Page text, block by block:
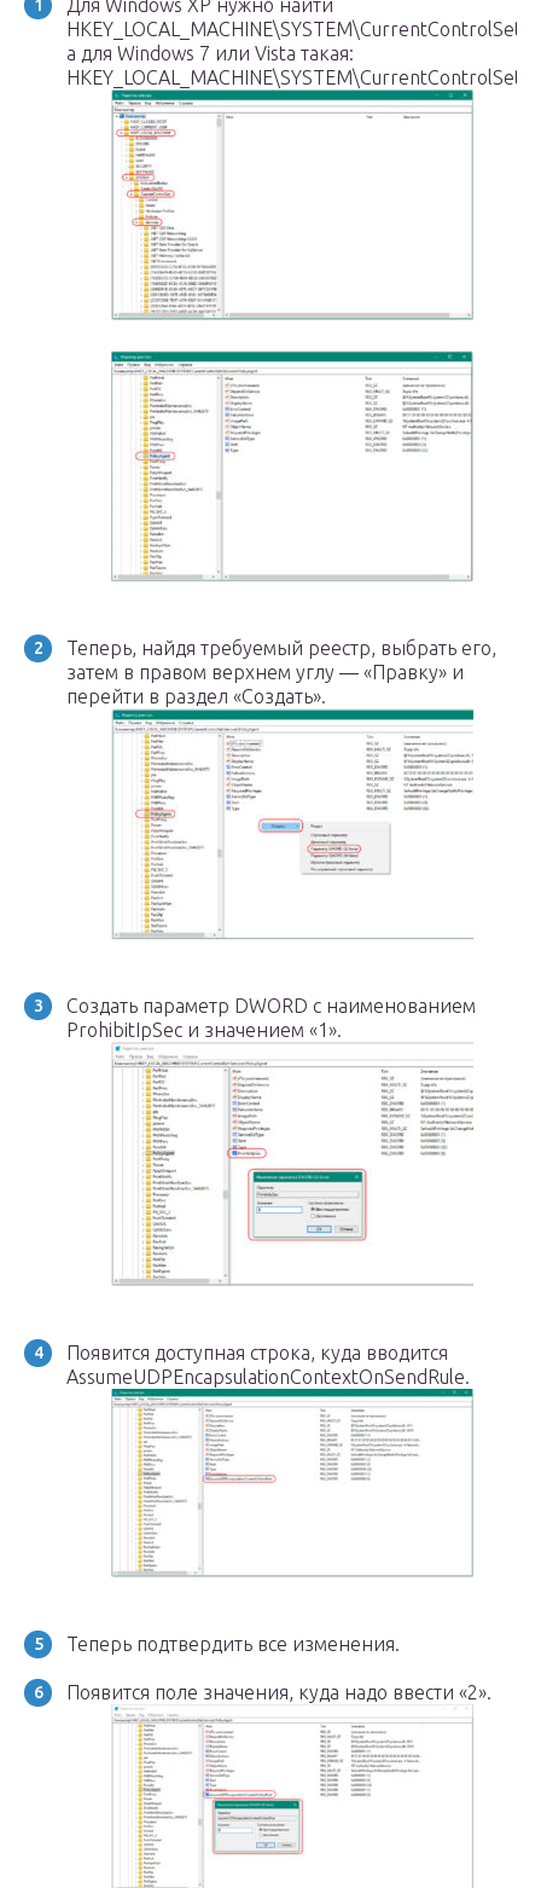
Для Windows XP нужно найти
а для Windows 7 или Vista такая:
Теперь, найдя требуемый реестр, выбрать его,
затем в правом верхнем углу — «Правку» и
перейти в раздел «Создать».
Создать параметр DWORD с наименованием
ProhibitIpSec и значением «1».
Появится доступная строка, куда вводится
AssumeUDPEncapsulationContextOnSendRule.
Теперь подтвердить все изменения.
Появится поле значения, куда надо ввести «2».